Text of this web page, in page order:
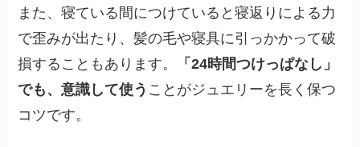
また、寝ている間につけていると寝返りによる力
で歪みが出たり、髪の毛や寝具に引っかかって破
損することもあります。
「24時間つけっぱなし」
でも、意識して使う ことがジュエリーを長く保つ
コツです。